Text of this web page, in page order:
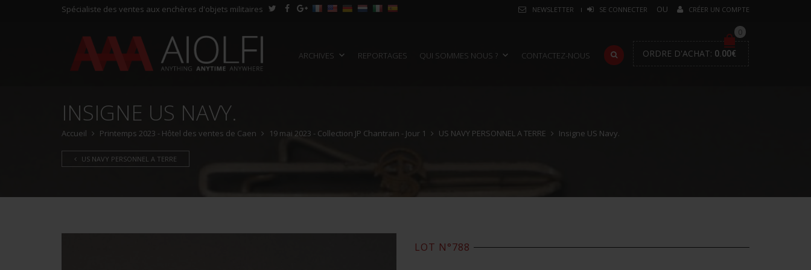
Spécialiste des ventes aux enchères d'objets militaires NEWSLETTER SE CONNECTER CRÉER UN COMPTE
ARCHIVES REPORTAGES QUI SOMMES NOUS ? CONTACTEZ-NOUS
0
ORDRE D'ACHAT: 0.00€
INSIGNE US NAVY.
Accueil Printemps 2023 - Hôtel des ventes de Caen 19 mai 2023 - Collection JP Chantrain - Jour 1 US NAVY PERSONNEL A TERRE Insigne US Navy.
US NAVY PERSONNEL A TERRE
LOT N°788